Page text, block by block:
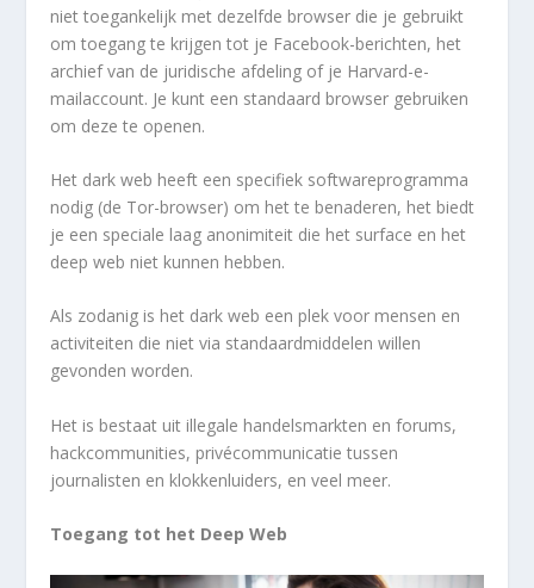
niet toegankelijk met dezelfde browser die je gebruikt
om toegang te krijgen tot je Facebook-berichten, het
archief van de juridische afdeling of je Harvard-e-
mailaccount. Je kunt een standaard browser gebruiken
om deze te openen.
Het dark web heeft een specifiek softwareprogramma
nodig (de Tor-browser) om het te benaderen, het biedt
je een speciale laag anonimiteit die het surface en het
deep web niet kunnen hebben.
Als zodanig is het dark web een plek voor mensen en
activiteiten die niet via standaardmiddelen willen
gevonden worden.
Het is bestaat uit illegale handelsmarkten en forums,
hackcommunities, privécommunicatie tussen
journalisten en klokkenluiders, en veel meer.
Toegang tot het Deep Web